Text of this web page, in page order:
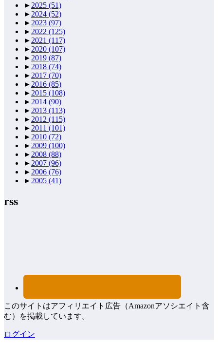
► 2025 (51)
► 2024 (52)
► 2023 (97)
► 2022 (125)
► 2021 (117)
► 2020 (107)
► 2019 (87)
► 2018 (74)
► 2017 (70)
► 2016 (85)
► 2015 (108)
► 2014 (90)
► 2013 (113)
► 2012 (115)
► 2011 (101)
► 2010 (72)
► 2009 (100)
► 2008 (88)
► 2007 (96)
► 2006 (76)
► 2005 (41)
rss
このサイトはアフィリエイト広告（Amazonアソシエイト含
む）を掲載しています。
ログイン